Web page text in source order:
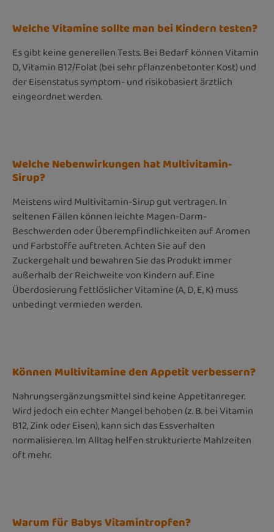
Welche Vitamine sollte man bei Kindern testen?
Es gibt keine generellen Tests. Bei Bedarf können Vitamin
D, Vitamin B12/Folat (bei sehr pflanzenbetonter Kost) und
der Eisenstatus symptom- und risikobasiert ärztlich
eingeordnet werden.
Welche Nebenwirkungen hat Multivitamin-
Sirup?
Meistens wird Multivitamin-Sirup gut vertragen. In
seltenen Fällen können leichte Magen-Darm-
Beschwerden oder Überempfindlichkeiten auf Aromen
und Farbstoffe auftreten. Achten Sie auf den
Zuckergehalt und bewahren Sie das Produkt immer
außerhalb der Reichweite von Kindern auf. Eine
Überdosierung fettlöslicher Vitamine (A, D, E, K) muss
unbedingt vermieden werden.
Können Multivitamine den Appetit verbessern?
Nahrungsergänzungsmittel sind keine Appetitanreger.
Wird jedoch ein echter Mangel behoben (z. B. bei Vitamin
B12, Zink oder Eisen), kann sich das Essverhalten
normalisieren. Im Alltag helfen strukturierte Mahlzeiten
oft mehr.
Warum für Babys Vitamintropfen?